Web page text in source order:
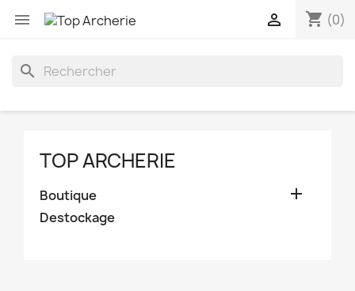
 shopping_cart (0)

search
TOP ARCHERIE
Boutique 
Destockage